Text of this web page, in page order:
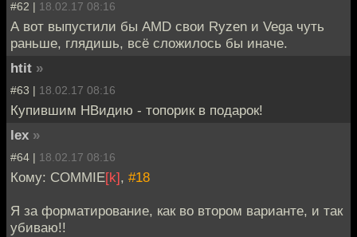
#62 | 18.02.17 08:16
А вот выпустили бы AMD свои Ryzen и Vega чуть
раньше, глядишь, всё сложилось бы иначе.
htit »
#63 | 18.02.17 08:16
Купившим НВидию - топорик в подарок!
lex »
#64 | 18.02.17 08:16
Кому: COMMIE[k], #18
Я за форматирование, как во втором варианте, и так
убиваю!!